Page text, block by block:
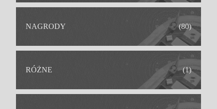
NAGRODY (80)
RÓŻNE (1)